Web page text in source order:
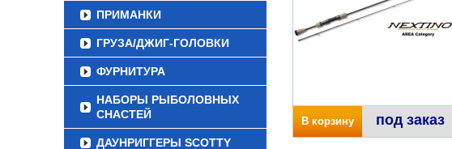
ПРИМАНКИ
ГРУЗА/ДЖИГ-ГОЛОВКИ
ФУРНИТУРА
НАБОРЫ РЫБОЛОВНЫХ
СНАСТЕЙ
ДАУНРИГГЕРЫ SCOTTY
В корзину под заказ